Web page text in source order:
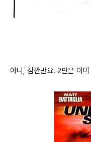
아니 , 잠깐만요. 2편은 이미